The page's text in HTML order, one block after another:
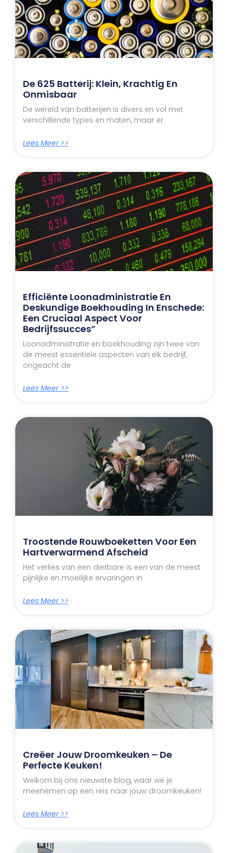
De 625 Batterij: Klein, Krachtig En
Onmisbaar
De wereld van batterijen is divers en vol met
verschillende types en maten, maar er
Lees Meer >>
Efficiënte Loonadministratie En
Deskundige Boekhouding In Enschede:
Een Cruciaal Aspect Voor
Bedrijfssucces”
Loonadministratie en boekhouding zijn twee van
de meest essentiële aspecten van elk bedrijf,
ongeacht de
Lees Meer >>
Troostende Rouwboeketten Voor Een
Hartverwarmend Afscheid
Het verlies van een dierbare is een van de meest
pijnlijke en moeilijke ervaringen in
Lees Meer >>
Creëer Jouw Droomkeuken – De
Perfecte Keuken!
Welkom bij ons nieuwste blog, waar we je
meenemen op een reis naar jouw droomkeuken!
Lees Meer >>